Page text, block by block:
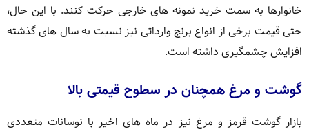
خانوارها به سمت خرید نمونه های خارجی حرکت کنند. با این حال،
حتی قیمت برخی از انواع برنج وارداتی نیز نسبت به سال های گذشته
افزایش چشمگیری داشته است.
گوشت و مرغ همچنان در سطوح قیمتی بالا
بازار گوشت قرمز و مرغ نیز در ماه های اخیر با نوسانات متعددی